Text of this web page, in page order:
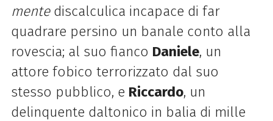
mentediscalculica incapace di far
quadrare persino un banale conto alla
rovescia; al suo fianco Daniele, un
attore fobico terrorizzato dal suo
stesso pubblico, e Riccardo, un
delinquente daltonico in balia di mille